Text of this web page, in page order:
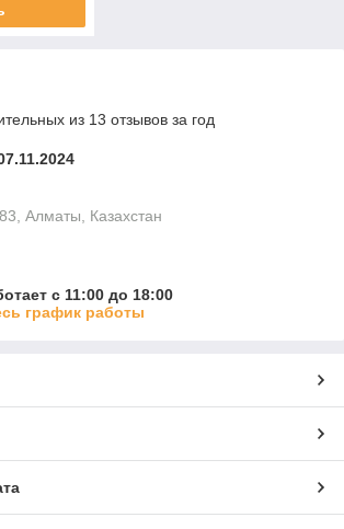
из 13 отзывов за год
Алматы, Казахстан
с 11:00 до 18:00
график работы